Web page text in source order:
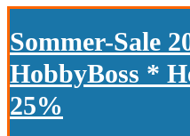
Sommer-Sale
HobbyBoss *
25%